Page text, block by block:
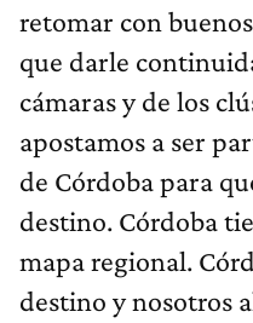
retomar con
que darle
cámaras y de los
apostamos a ser
de Córdoba para
destino. Córdoba
mapa regional.
destino y nosotros